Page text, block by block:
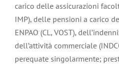
carico delle assicurazioni
IMP), delle pensioni a carico
ENPAO (CL, VOST),
dell’attività commerciale
perequate singolarmente;